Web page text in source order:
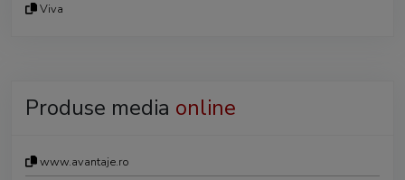
Viva
Produse media online
www.avantaje.ro